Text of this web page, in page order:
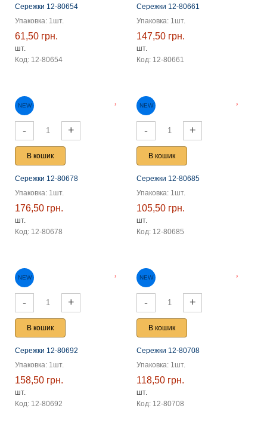
NEW
Сережки 12-80654
Упаковка: 1шт.
61,50 грн.
шт.
Код: 12-80654
NEW
Сережки 12-80661
Упаковка: 1шт.
147,50 грн.
шт.
Код: 12-80661
- +
В кошик
Сережки 12-80678
Упаковка: 1шт.
176,50 грн.
шт.
Код: 12-80678
- +
В кошик
Сережки 12-80685
Упаковка: 1шт.
105,50 грн.
шт.
Код: 12-80685
- +
В кошик
Сережки 12-80692
Упаковка: 1шт.
158,50 грн.
шт.
Код: 12-80692
- +
В кошик
Сережки 12-80708
Упаковка: 1шт.
118,50 грн.
шт.
Код: 12-80708